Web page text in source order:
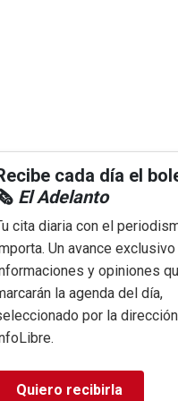
cada día el
El Adelanto
cita diaria con el
Un avance
y opiniones
la agenda del día,
por la
Quiero recibirla